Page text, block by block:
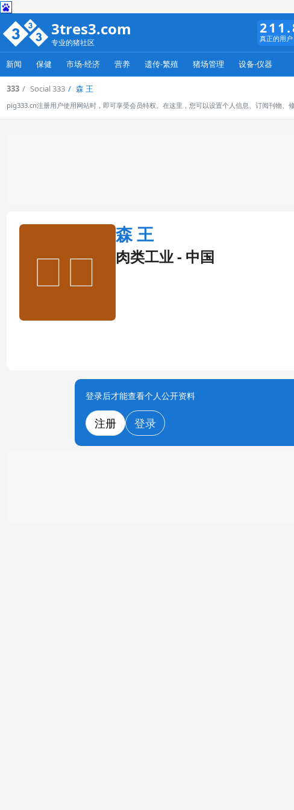
3tres3.com
专业的猪社区 真正的用户
新闻 保健 市场-经济 营养 遗传-繁殖 猪场管理 设备-仪器
333 Social 333 森 王
pig333.cn注册用户使用网站时，即可享受会员特权。在这里，您可以设置个人信息、订阅刊物、
森 王
肉类工业 - 中国
登录后才能查看个人公开资料
注册 登录